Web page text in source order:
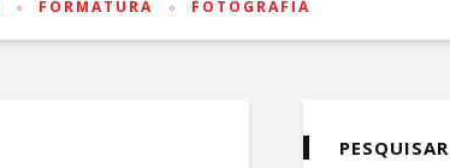
FORMATURA FOTOGRAFIA
PESQUISAR